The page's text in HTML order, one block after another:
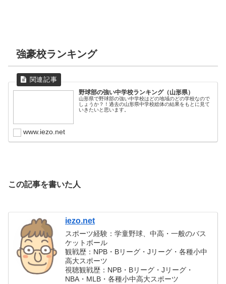
強豪校ランキング
野球部の強い中学校ランキング（山形県）
山形県で野球部の強い中学校はどの地域のどの学校なので
しょうか？！過去の山形県中学校総体の結果をもとに見て
いきたいと思います。
www.iezo.net
この記事を書いた人
iezo.net
スポーツ経験：学童野球、中高・一般のバス
ケットボール
観戦歴：NPB・Bリーグ・Jリーグ・各種小中
高大スポーツ
視聴観戦歴：NPB・Bリーグ・Jリーグ・
NBA・MLB・各種小中高大スポーツ